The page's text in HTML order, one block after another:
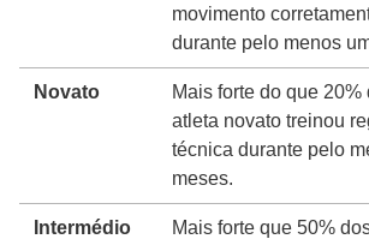
movimento
durante pelo menos
Novato
Mais forte do que
atleta novato treinou
técnica durante pelo
meses.
Intermédio
Mais forte que 50%